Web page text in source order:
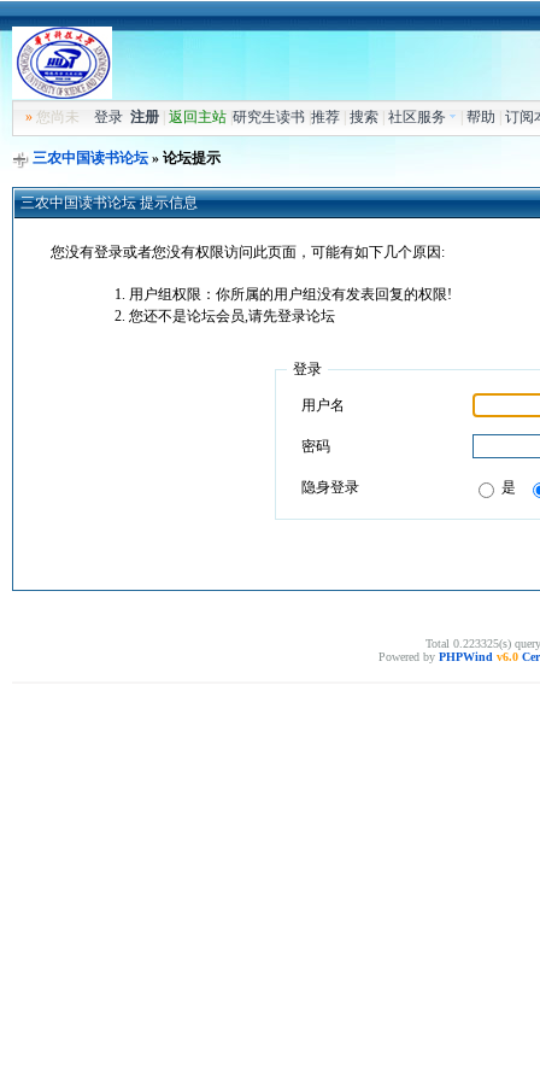
»您尚未 登录 注册| 返回主站| 研究生读书| 推荐| 搜索| 社区服务 帮助 订阅
三农中国读书论坛» 论坛提示
三农中国读书论坛 提示信息
您没有登录或者您没有权限访问此页面，可能有如下几个原因:
用户组权限：你所属的用户组没有发表回复的权限!
您还不是论坛会员,请先登录论坛
登录
用户名
密码
隐身登录 是
Total 0.223325(s)
Powered by PHPWind v6.0